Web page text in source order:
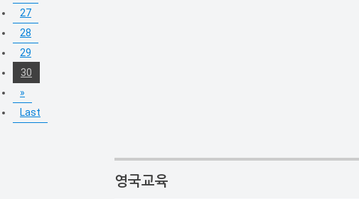
27
28
29
30
»
Last
영국교육